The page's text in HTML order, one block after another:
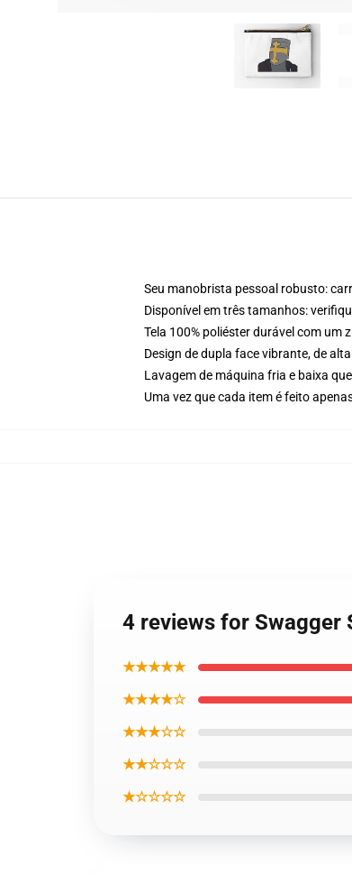
Seu manobrista pessoal robusto:
Disponível em três tamanhos:
Tela 100% poliéster durável com um
Design de dupla face vibrante, de
Lavagem de máquina fria e baixa
Uma vez que cada item é feito
4 reviews for Swagger
★★★★★
★★★★☆
★★★☆☆
★★☆☆☆
★☆☆☆☆